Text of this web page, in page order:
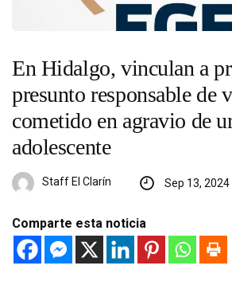
En Hidalgo, vinculan a
presunto responsable de
cometido en agravio de
adolescente
Staff El Clarín Sep 13, 2024
Comparte esta noticia